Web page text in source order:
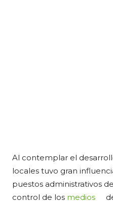
Al contemplar el
locales tuvo gran
puestos administrativos
control de los medios